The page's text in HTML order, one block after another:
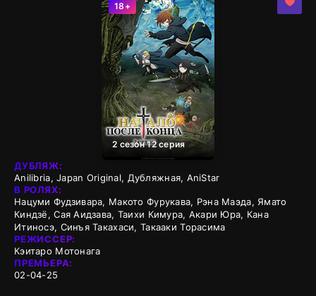
18+
2 сезон 12 серия
ДУБЛЯЖ:
Anilibria, Japan Original, Дубляжная, AniStar
В РОЛЯХ:
Нацуми Фудзивара, Макото Фурукава, Рэна Маэда, Ямато
Киндзё, Сая Аидзава, Таихи Кимура, Акари Юра, Кана
Итиносэ, Синъя Такахаси, Такааки Торасима
РЕЖИССЕР:
Кэитаро Мотонага
ПРЕМЬЕРА:
02-04-25